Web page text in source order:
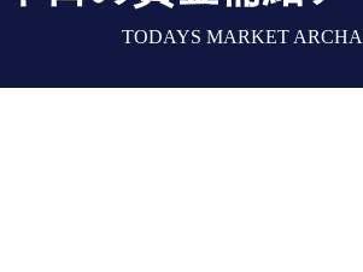
TODAYS MARKET